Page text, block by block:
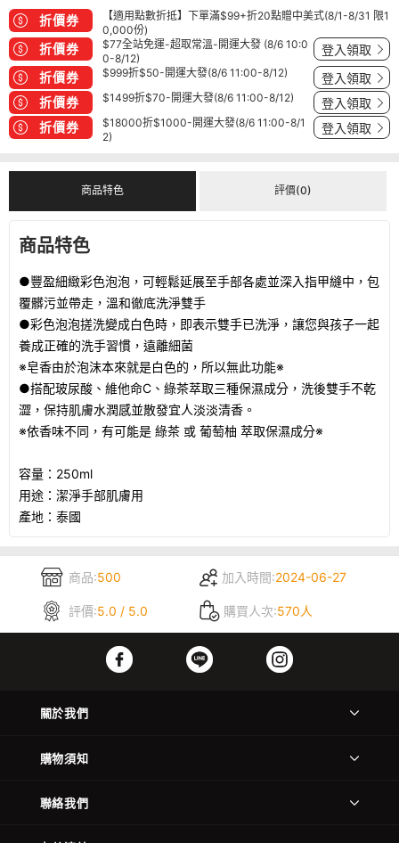
折價券
【適用點數折抵】下單滿$99+折20點贈中美式(8/1-8/31 限1
0,000份)
折價券
$77全站免運-超取常溫-開運大發 (8/6 10:0
0-8/12)
登入領取
折價券 $999折$50-開運大發(8/6 11:00-8/12) 登入領取
折價券 $1499折$70-開運大發(8/6 11:00-8/12) 登入領取
折價券
$18000折$1000-開運大發(8/6 11:00-8/1
2)
登入領取
商品特色 評價(0)
商品特色
●豐盈細緻彩色泡泡，可輕鬆延展至手部各處並深入指甲縫中，包
覆髒污並帶走，溫和徹底洗淨雙手
●彩色泡泡搓洗變成白色時，即表示雙手已洗淨，讓您與孩子一起
養成正確的洗手習慣，遠離細菌
※皂香由於泡沫本來就是白色的，所以無此功能※
●搭配玻尿酸、維他命C、綠茶萃取三種保濕成分，洗後雙手不乾
澀，保持肌膚水潤感並散發宜人淡淡清香。
※依香味不同，有可能是 綠茶 或 葡萄柚 萃取保濕成分※
容量：250ml
用途：潔淨手部肌膚用
產地：泰國
商品:500 加入時間:2024-06-27
評價:5.0 / 5.0 購買人次:570人
關於我們
購物須知
聯絡我們